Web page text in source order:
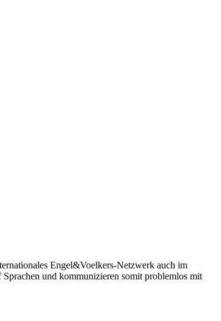
Engel&Voelkers-Netzwerk auch im
und kommunizieren somit problemlos mit